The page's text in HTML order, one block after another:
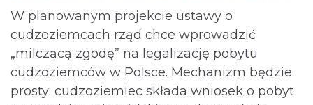
W planowanym projekcie ustawy o
cudzoziemcach rząd chce wprowadzić
„milczącą zgodę” na legalizację pobytu
cudzoziemców w Polsce. Mechanizm będzie
prosty: cudzoziemiec składa wniosek o pobyt